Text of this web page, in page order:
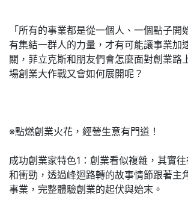
「所有的事業都是從一個人、一個點子
有集結一群人的力量，才有可能讓事業加
關，菲立克斯和朋友們會怎麼面對創業路
場創業大作戰又會如何展開呢？
※點燃創業火花，經營生意有門道！
成功創業家特色1：創業看似複雜，其實
和衝勁，透過峰迴路轉的故事情節跟著主
事業，完整體驗創業的起伏與始末。